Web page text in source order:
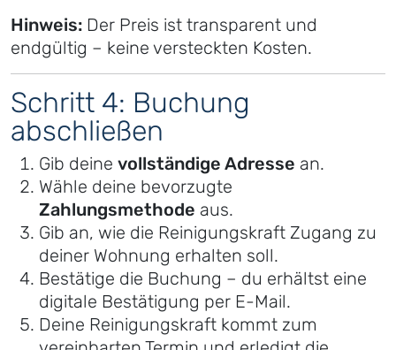
Hinweis: Der Preis ist transparent und
endgültig – keine versteckten Kosten.
Schritt 4: Buchung
abschließen
Gib deine vollständige Adresse an.
Wähle deine bevorzugte
Zahlungsmethode aus.
Gib an, wie die Reinigungskraft Zugang zu
deiner Wohnung erhalten soll.
Bestätige die Buchung – du erhältst eine
digitale Bestätigung per E-Mail.
Deine Reinigungskraft kommt zum